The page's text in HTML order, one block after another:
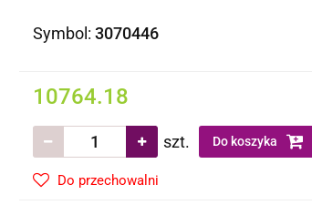
Symbol: 3070446
10764.18
szt. Do koszyka
Do przechowalni